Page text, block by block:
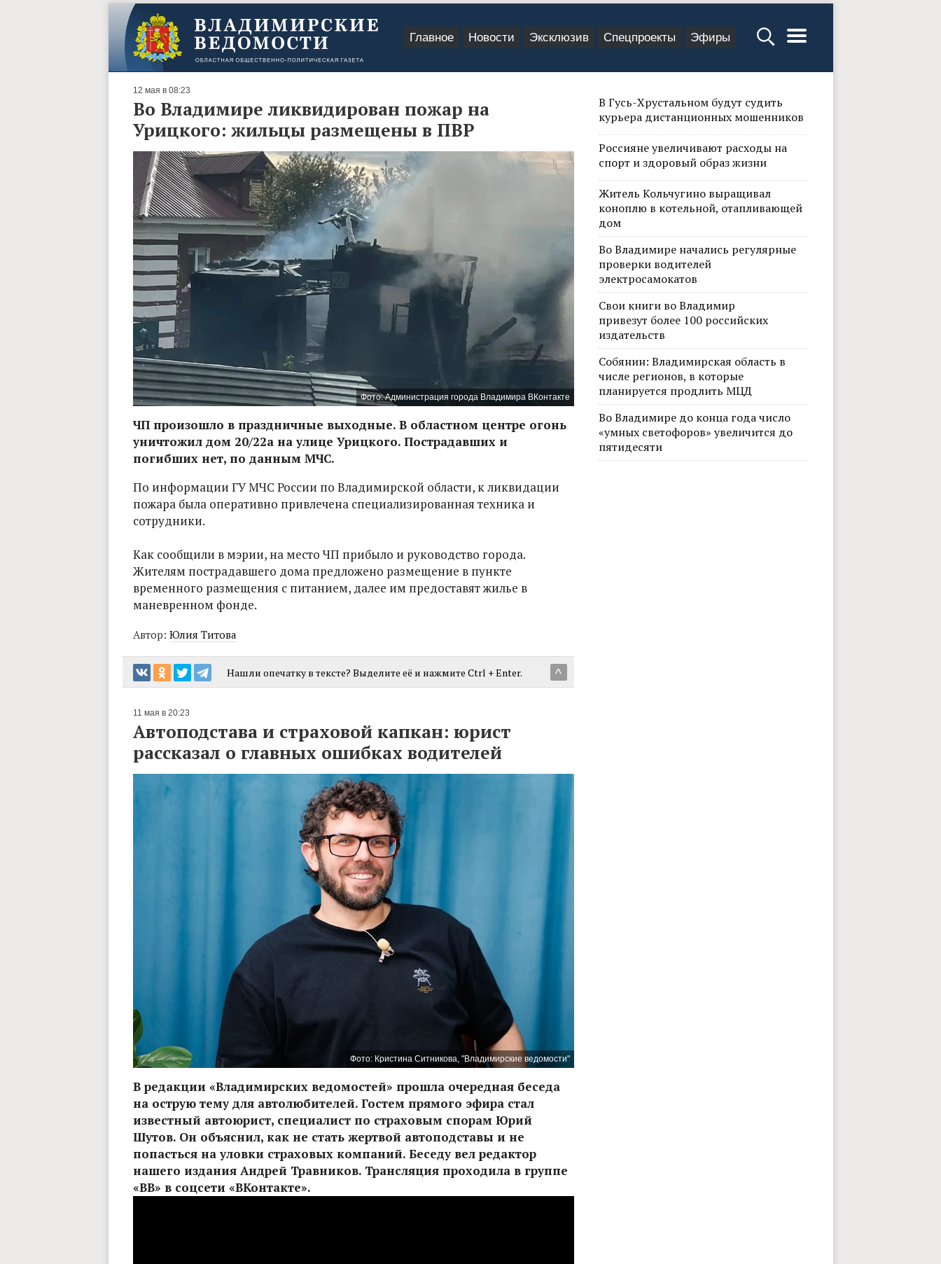
Главное Новости Эксклюзив Спецпроекты Эфиры
12 мая в 08:23
Во Владимире ликвидирован пожар на
Урицкого: жильцы размещены в ПВР
Фото: Администрация города Владимира ВКонтакте
ЧП произошло в праздничные выходные. В областном центре огонь
уничтожил дом 20/22а на улице Урицкого. Пострадавших и
погибших нет, по данным МЧС.
По информации ГУ МЧС России по Владимирской области, к ликвидации
пожара была оперативно привлечена специализированная техника и
сотрудники.
Как сообщили в мэрии, на место ЧП прибыло и руководство города.
Жителям пострадавшего дома предложено размещение в пункте
временного размещения с питанием, далее им предоставят жилье в
маневренном фонде.
Автор: Юлия Титова
^
Нашли опечатку в тексте? Выделите её и нажмите Ctrl + Enter.
11 мая в 20:23
Автоподстава и страховой капкан: юрист
рассказал о главных ошибках водителей
Фото: Кристина Ситникова, "Владимирские ведомости"
В редакции «Владимирских ведомостей» прошла очередная беседа
на острую тему для автолюбителей. Гостем прямого эфира стал
известный автоюрист, специалист по страховым спорам Юрий
Шутов. Он объяснил, как не стать жертвой автоподставы и не
попасться на уловки страховых компаний. Беседу вел редактор
нашего издания Андрей Травников. Трансляция проходила в группе
«ВВ» в соцсети «ВКонтакте».
В Гусь-Хрустальном будут судить
курьера дистанционных мошенников
Россияне увеличивают расходы на
спорт и здоровый образ жизни
Житель Кольчугино выращивал
коноплю в котельной, отапливающей
дом
Во Владимире начались регулярные
проверки водителей
электросамокатов
Свои книги во Владимир
привезут более 100 российских
издательств
Собянин: Владимирская область в
числе регионов, в которые
планируется продлить МЦД
Во Владимире до конца года число
«умных светофоров» увеличится до
пятидесяти